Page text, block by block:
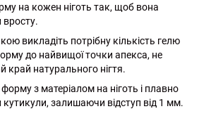
на кожен ніготь так, щоб вона
вросту.
викладіть потрібну кількість гелю
до найвищої точки апекса, не
край натурального нігтя.
з матеріалом на ніготь і плавно
кутикули, залишаючи відступ від 1 мм.